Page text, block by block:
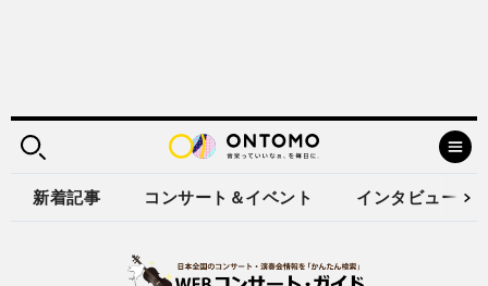
新着記事 コンサート＆イベント インタビュー